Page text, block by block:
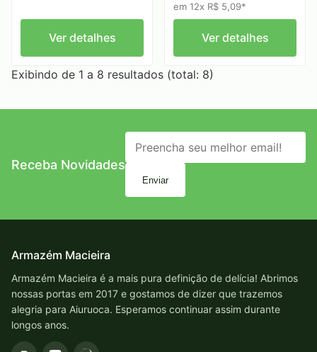
Ver detalhes
em 12x R$ 5,09*
Ver detalhes
Exibindo de 1 a 8 resultados (total: 8)
Receba Novidades
Enviar
Armazém Macieira
Armazém Macieira é a mais pura definição de delícia! Abrimos
nossas portas em 2017 e gostamos de dizer que trazemos
alegria para Aiuruoca. Esperamos continuar assim durante
longos anos.